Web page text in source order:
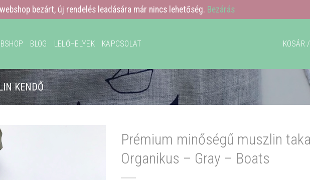
bezárt, új rendelés leadására már nincs lehetőség. Bezárás
BLOG LELŐHELYEK KAPCSOLAT
KENDŐ
Prémium minőségű muszlin
Organikus – Gray – Boats